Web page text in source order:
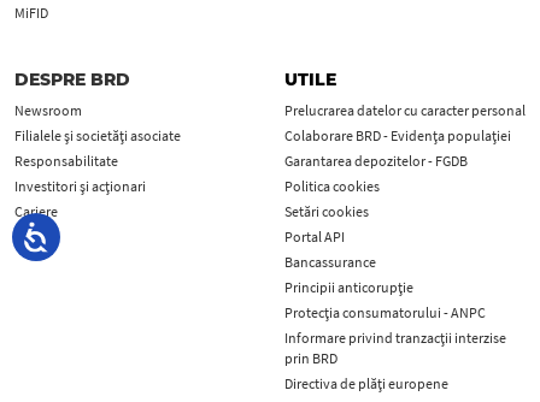
MiFID
DESPRE BRD
Newsroom
Filialele și societăți asociate
Responsabilitate
Investitori și acționari
Cariere
UTILE
Prelucrarea datelor cu caracter personal
Colaborare BRD - Evidența populației
Garantarea depozitelor - FGDB
Politica cookies
Setări cookies
Portal API
Bancassurance
Principii anticorupţie
Protecţia consumatorului - ANPC
Informare privind tranzacții interzise
prin BRD
Directiva de plăți europene